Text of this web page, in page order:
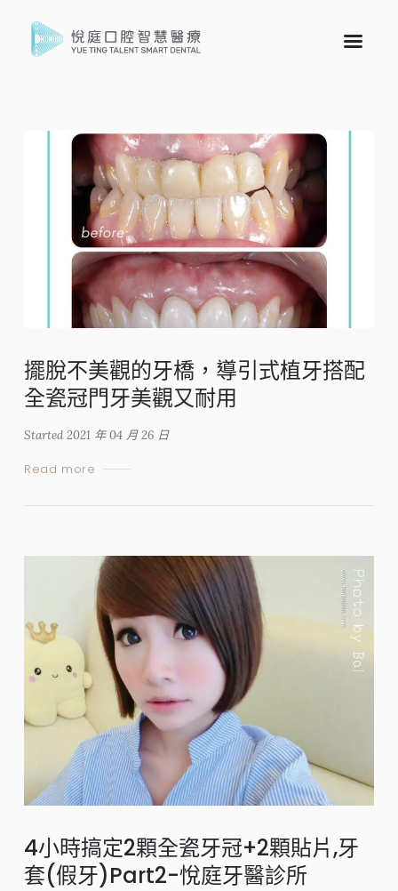
擺脫不美觀的牙橋，導引式植牙搭配
全瓷冠門牙美觀又耐用
Started2021 年 04 月 26 日
Read more
4小時搞定2顆全瓷牙冠+2顆貼片,牙
套(假牙)Part2-悅庭牙醫診所